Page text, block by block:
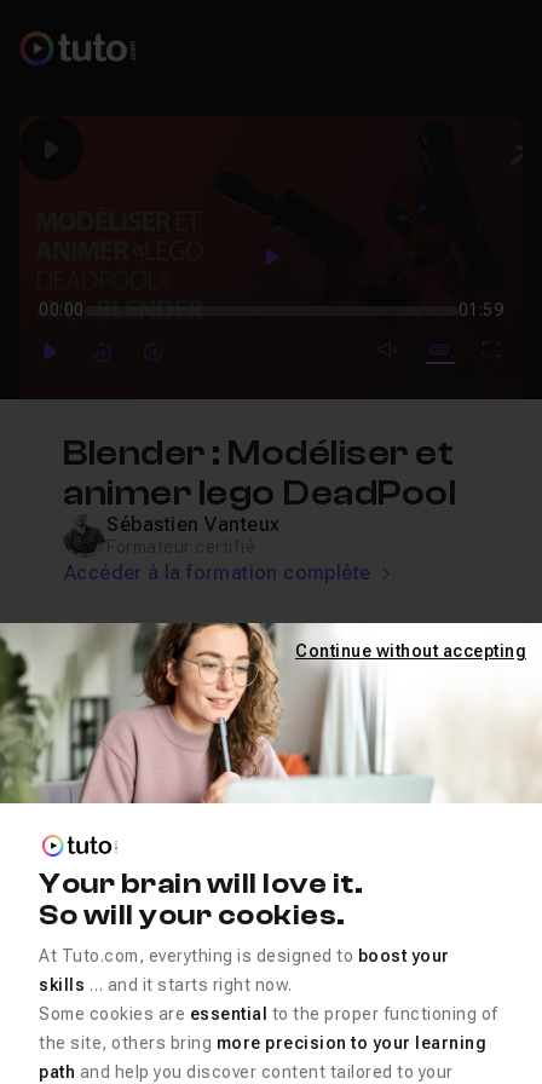
Play
00:00 01:59
PlayForwardForward mute video
Subtitles
Blender : Modéliser et
animer lego DeadPool
Sébastien Vanteux
Accéder à la formation complète